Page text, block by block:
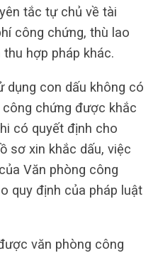
tắc tự chủ về tài
công chứng, thù lao
hợp pháp khác.
dụng con dấu không có
công chứng được khắc
có quyết định cho
sơ xin khắc dấu, việc
Văn phòng công
quy định của pháp luật
văn phòng công